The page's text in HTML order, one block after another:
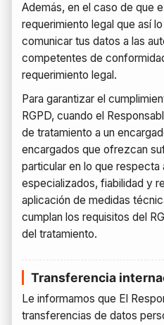
Además, en el caso de que
requerimiento legal que así
comunicar tus datos a las
competentes de
requerimiento legal.
Para garantizar el
RGPD, cuando el
de tratamiento a un
encargados que ofrezcan
particular en lo que respecta
especializados, fiabilidad y
aplicación de medidas
cumplan los requisitos del
del tratamiento.
Transferencia
Le informamos que El
transferencias de datos